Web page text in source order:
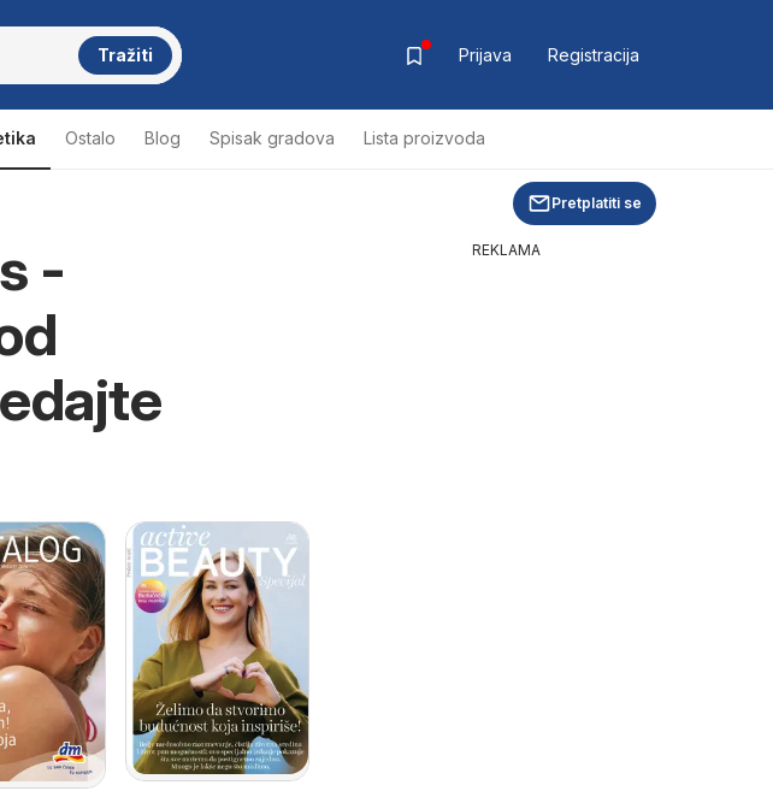
Tražiti Prijava Registracija
Ostalo Blog Spisak gradova Lista proizvoda
Pretplatiti se
-
REKLAMA